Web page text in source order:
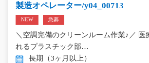
製造オペレーター/y04_00713
NEW 急募
＼空調完備のクリーンルーム作業♪／ 医
れるプラスチック部…
長期（3ヶ月以上）